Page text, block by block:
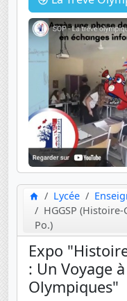
Lycée
HGGSP
Po.)
Expo
: Un Voyage
Olympiques"